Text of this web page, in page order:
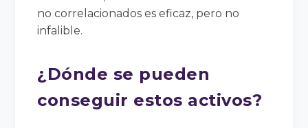
no correlacionados es eficaz, pero no
infalible.
¿Dónde se pueden
conseguir estos activos?